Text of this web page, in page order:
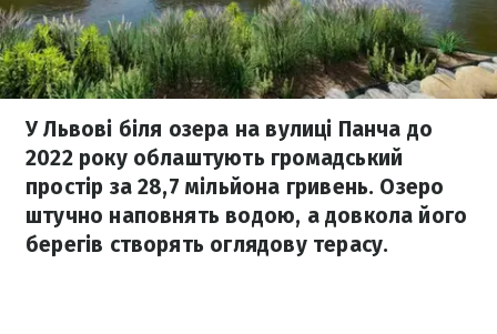
У Львові біля озера на вулиці Панча до
2022 року облаштують громадський
простір за 28,7 мільйона гривень. Озеро
штучно наповнять водою, а довкола його
берегів створять оглядову терасу.